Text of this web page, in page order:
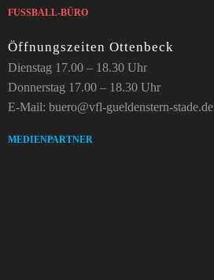
FUSSBALL-BÜRO
Öffnungszeiten Ottenbeck
Dienstag 17.00 – 18.30 Uhr
Donnerstag 17.00 – 18.30 Uhr
E-Mail: buero@vfl-gueldenstern-stade.de
MEDIENPARTNER